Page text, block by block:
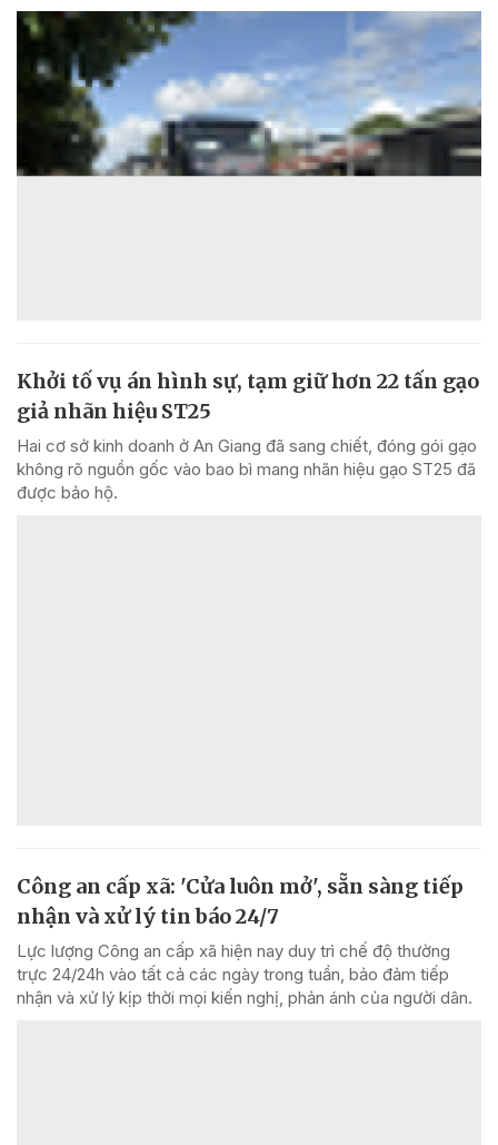
Khởi tố vụ án hình sự, tạm giữ hơn 22 tấn gạo
giả nhãn hiệu ST25
Hai cơ sở kinh doanh ở An Giang đã sang chiết, đóng gói gạo
không rõ nguồn gốc vào bao bì mang nhãn hiệu gạo ST25 đã
được bảo hộ.
Công an cấp xã: 'Cửa luôn mở', sẵn sàng tiếp
nhận và xử lý tin báo 24/7
Lực lượng Công an cấp xã hiện nay duy trì chế độ thường
trực 24/24h vào tất cả các ngày trong tuần, bảo đảm tiếp
nhận và xử lý kịp thời mọi kiến nghị, phản ánh của người dân.